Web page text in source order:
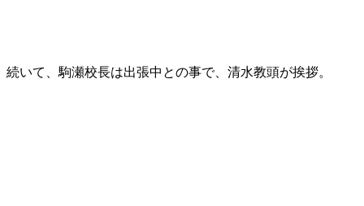
続いて、駒瀬校長は出張中との事で、清水教頭が挨拶。